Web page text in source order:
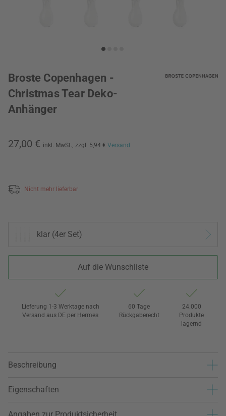
Broste Copenhagen -
Christmas Tear Deko-
Anhänger
27,00 € inkl. MwSt., zzgl. 5,94 € Versand
Nicht mehr lieferbar
klar (4er Set)
Auf die Wunschliste
Lieferung 1-3 Werktage nach
Versand aus DE per Hermes
60 Tage
Rückgaberecht
24.000
Produkte
lagernd
Beschreibung
Eigenschaften